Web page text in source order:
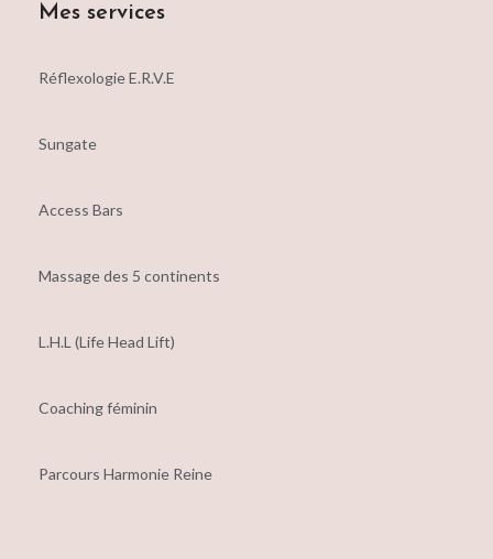
Mes services
Réflexologie E.R.V.E
Sungate
Access Bars
Massage des 5 continents
L.H.L (Life Head Lift)
Coaching féminin
Parcours Harmonie Reine